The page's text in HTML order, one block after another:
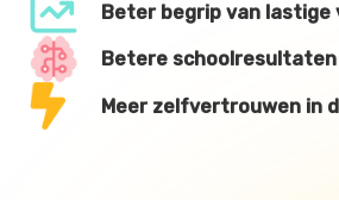
Beter begrip van lastige
Betere schoolresultaten
Meer zelfvertrouwen in